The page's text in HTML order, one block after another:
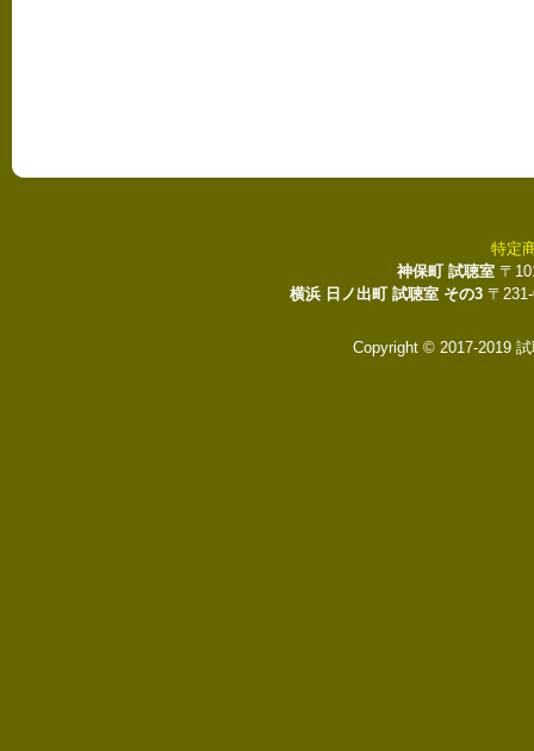
特定
神保町 試聴室 〒
横浜 日ノ出町 試聴室 その3 〒
Copyright © 2017-2019